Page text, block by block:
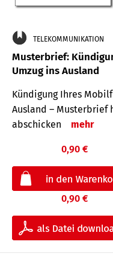
TELEKOMMUNIKATION
Musterbrief:
Umzug ins Ausland
Kündigung Ihres
Ausland – Musterbrief
abschicken
mehr
0,90 €
0,90 €